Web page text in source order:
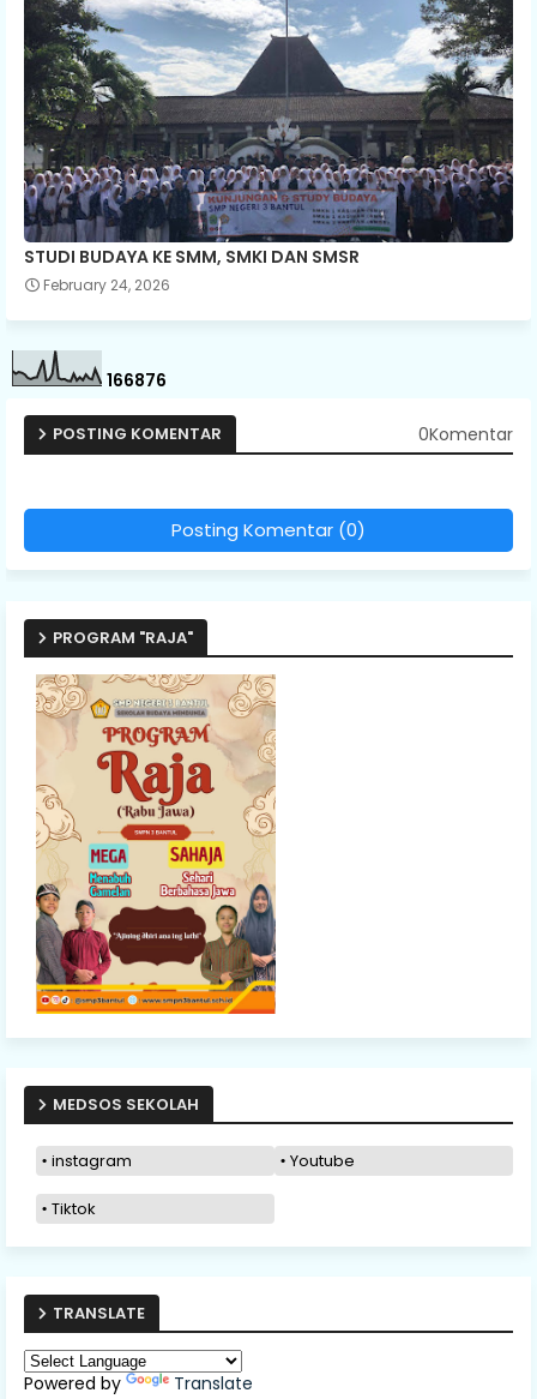
STUDI BUDAYA KE SMM, SMKI DAN SMSR
February 24, 2026
166876
POSTING KOMENTAR 0Komentar
Posting Komentar (0)
PROGRAM "RAJA"
MEDSOS SEKOLAH
instagram Youtube
Tiktok
TRANSLATE
Powered by Translate